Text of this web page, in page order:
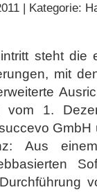
| Kategorie:
steht die
mit
vom 1.
Aus